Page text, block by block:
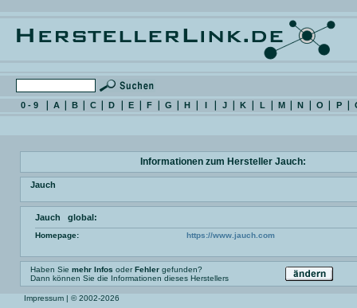
0 - 9 A B C D E F G H I J K L M N O P
Informationen zum Hersteller Jauch:
Jauch
Jauch global:
Homepage: https://www.jauch.com
Haben Sie mehr Infos oderFehler gefunden?
Dann können Sie die Informationen dieses Herstellers
Impressum | © 2002-2026